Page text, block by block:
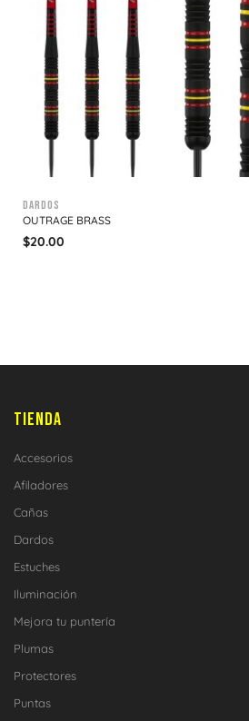
Dardos
OUTRAGE BRASS
$20.00
TIENDA
Accesorios
Afiladores
Cañas
Dardos
Estuches
Iluminación
Mejora tu puntería
Plumas
Protectores
Puntas